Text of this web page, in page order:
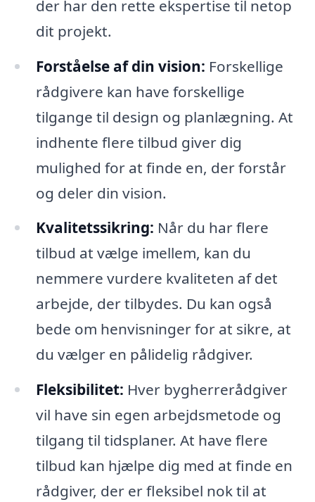
der har den rette ekspertise til netop
dit projekt.
Forståelse af din vision: Forskellige
rådgivere kan have forskellige
tilgange til design og planlægning. At
indhente flere tilbud giver dig
mulighed for at finde en, der forstår
og deler din vision.
Kvalitetssikring: Når du har flere
tilbud at vælge imellem, kan du
nemmere vurdere kvaliteten af det
arbejde, der tilbydes. Du kan også
bede om henvisninger for at sikre, at
du vælger en pålidelig rådgiver.
Fleksibilitet: Hver bygherrerådgiver
vil have sin egen arbejdsmetode og
tilgang til tidsplaner. At have flere
tilbud kan hjælpe dig med at finde en
rådgiver, der er fleksibel nok til at